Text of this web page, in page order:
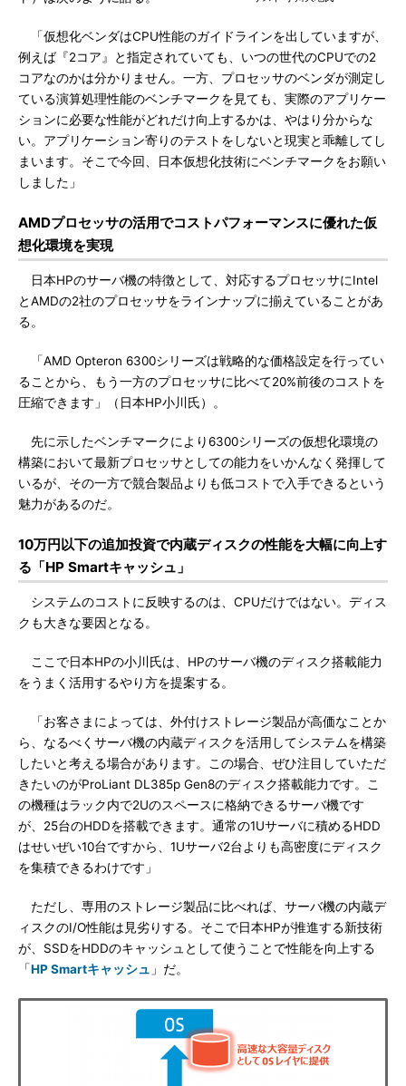
「仮想化ベンダはCPU性能のガイドラインを出していますが、
例えば『2コア』と指定されていても、いつの世代のCPUでの2
コアなのかは分かりません。一方、プロセッサのベンダが測定し
ている演算処理性能のベンチマークを見ても、実際のアプリケー
ションに必要な性能がどれだけ向上するかは、やはり分からな
い。アプリケーション寄りのテストをしないと現実と乖離してし
まいます。そこで今回、日本仮想化技術にベンチマークをお願い
しました」
AMDプロセッサの活用でコストパフォーマンスに優れた仮
想化環境を実現
日本HPのサーバ機の特徴として、対応するプロセッサにIntel
とAMDの2社のプロセッサをラインナップに揃えていることがあ
る。
「AMD Opteron 6300シリーズは戦略的な価格設定を行ってい
ることから、もう一方のプロセッサに比べて20%前後のコストを
圧縮できます」（日本HP小川氏）。
先に示したベンチマークにより6300シリーズの仮想化環境の
構築において最新プロセッサとしての能力をいかんなく発揮して
いるが、その一方で競合製品よりも低コストで入手できるという
魅力があるのだ。
10万円以下の追加投資で内蔵ディスクの性能を大幅に向上す
る「HP Smartキャッシュ」
システムのコストに反映するのは、CPUだけではない。ディス
クも大きな要因となる。
ここで日本HPの小川氏は、HPのサーバ機のディスク搭載能力
をうまく活用するやり方を提案する。
「お客さまによっては、外付けストレージ製品が高価なことか
ら、なるべくサーバ機の内蔵ディスクを活用してシステムを構築
したいと考える場合があります。この場合、ぜひ注目していただ
きたいのがProLiant DL385p Gen8のディスク搭載能力です。こ
の機種はラック内で2Uのスペースに格納できるサーバ機です
が、25台のHDDを搭載できます。通常の1Uサーバに積めるHDD
はせいぜい10台ですから、1Uサーバ2台よりも高密度にディスク
を集積できるわけです」
ただし、専用のストレージ製品に比べれば、サーバ機の内蔵デ
ィスクのI/O性能は見劣りする。そこで日本HPが推進する新技術
が、SSDをHDDのキャッシュとして使うことで性能を向上する
「HP Smartキャッシュ 」だ。